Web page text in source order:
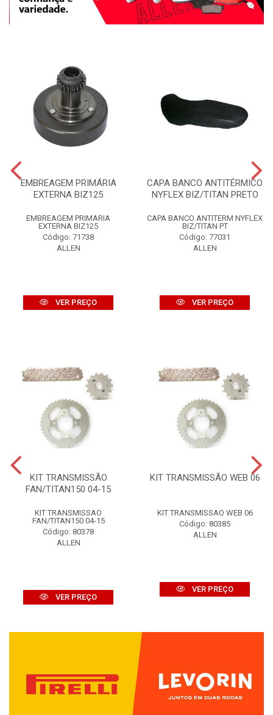
EMBREAGEM PRIMÁRIA
EXTERNA BIZ125
EMBREAGEM PRIMARIA
EXTERNA BIZ125
Código: 71738
ALLEN
VER PREÇO
CAPA BANCO ANTITÉRMICO
NYFLEX BIZ/TITAN PRETO
CAPA BANCO ANTITERM NYFLEX
BIZ/TITAN PT
Código: 77031
ALLEN
VER PREÇO
KIT TRANSMISSÃO
FAN/TITAN150 04-15
KIT TRANSMISSAO
FAN/TITAN150 04-15
Código: 80378
ALLEN
VER PREÇO
KIT TRANSMISSÃO WEB 06
KIT TRANSMISSAO WEB 06
Código: 80385
ALLEN
VER PREÇO